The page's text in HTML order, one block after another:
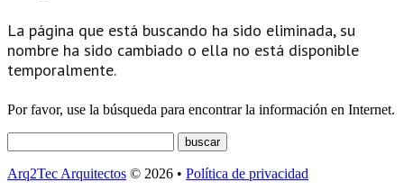
La página que está buscando ha sido eliminada, su
nombre ha sido cambiado o ella no está disponible
temporalmente.
Por favor, use la búsqueda para encontrar la información en Internet.
Arq2Tec Arquitectos © 2026 • Política de privacidad